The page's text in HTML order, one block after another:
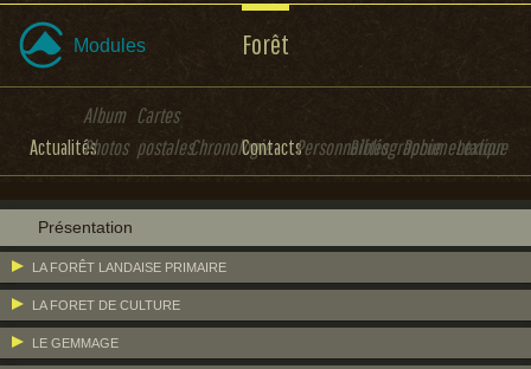
Modules Forêt
Actualités
Album
Photos
Cartes
postalesChronologieContactsPersonnalitésBibliographieDocumentation
Lexique
Présentation
LA FORÊT LANDAISE PRIMAIRE
LA FORET DE CULTURE
LE GEMMAGE